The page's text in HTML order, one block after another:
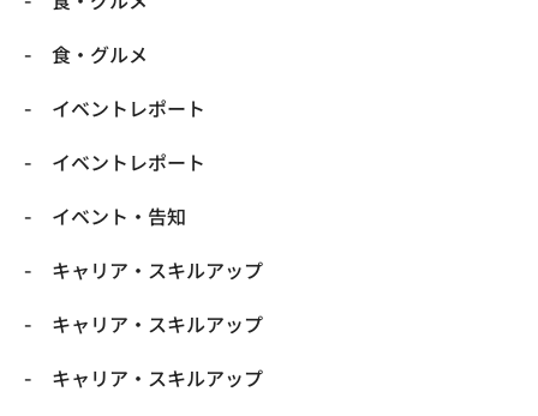
​食・グルメ
イベントレポート
イベントレポート
イベント・告知
キャリア・スキルアップ
キャリア・スキルアップ
キャリア・スキルアップ